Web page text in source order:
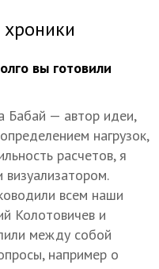
вы готовили
Бабай — автор идеи,
нагрузок,
расчетов, я
всем наши
Колотовичев и
между собой
например о